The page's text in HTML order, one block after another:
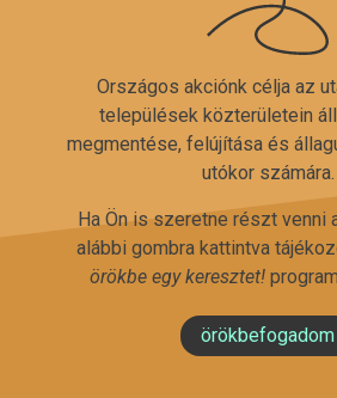
Országos akciónk célja az
települések közterületein
megmentése, felújítása és
utókor számára.
Ha Ön is szeretne részt venni
alábbi gombra kattintva
örökbe egy keresztet!
örökbefogadom